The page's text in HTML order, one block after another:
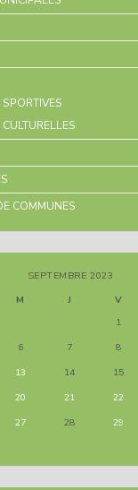
COMMUNES
SEPTEMBRE 2023
M J V
1
6 7 8
13 14 15
20 21 22
27 28 29